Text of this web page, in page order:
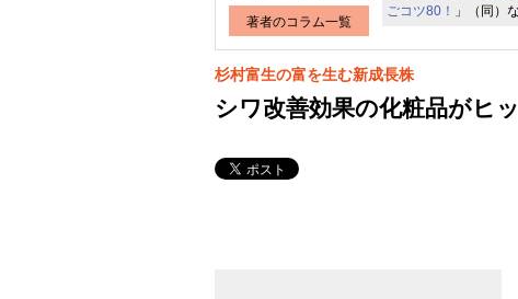
著者のコラム一覧
ごコツ80！
」（同）
杉村富生の富を生む新成長株
シワ改善効果の化粧品がヒ